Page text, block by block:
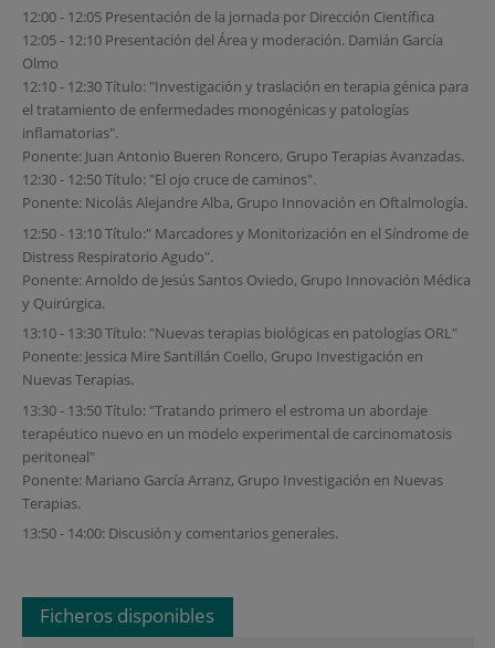
12:00 - 12:05 Presentación de la jornada por Dirección Científica
12:05 - 12:10 Presentación del Área y moderación. Damián García
Olmo
12:10 - 12:30 Título: "Investigación y traslación en terapia génica para
el tratamiento de enfermedades monogénicas y patologías
inflamatorias".
Ponente: Juan Antonio Bueren Roncero, Grupo Terapias Avanzadas.
12:30 - 12:50 Título: "El ojo cruce de caminos".
Ponente: Nicolás Alejandre Alba, Grupo Innovación en Oftalmología.
12:50 - 13:10 Título:" Marcadores y Monitorización en el Síndrome de
Distress Respiratorio Agudo".
Ponente: Arnoldo de Jesús Santos Oviedo, Grupo Innovación Médica
y Quirúrgica.
13:10 - 13:30 Título: "Nuevas terapias biológicas en patologías ORL"
Ponente: Jessica Mire Santillán Coello, Grupo Investigación en
Nuevas Terapias.
13:30 - 13:50 Título: "Tratando primero el estroma un abordaje
terapéutico nuevo en un modelo experimental de carcinomatosis
peritoneal"
Ponente: Mariano García Arranz, Grupo Investigación en Nuevas
Terapias.
13:50 - 14:00: Discusión y comentarios generales.
Ficheros disponibles